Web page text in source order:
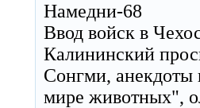
Намедни-68
Ввод войск в
Калининский
Сонгми,
мире животных",